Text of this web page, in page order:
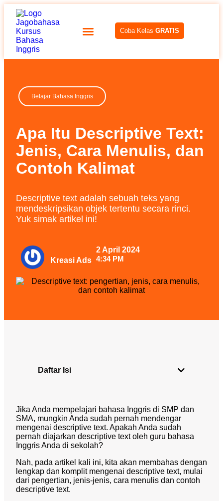
Coba Kelas GRATIS
Belajar Bahasa Inggris
Apa Itu Descriptive Text:
Jenis, Cara Menulis, dan
Contoh Kalimat
Descriptive text adalah sebuah teks yang
mendeskripsikan objek tertentu secara rinci.
Yuk simak artikel ini!
Kreasi Ads
2 April 2024
4:34 PM
Jika Anda mempelajari bahasa Inggris di SMP dan
SMA, mungkin Anda sudah pernah mendengar
mengenai descriptive text. Apakah Anda sudah
pernah diajarkan descriptive text oleh guru bahasa
Inggris Anda di sekolah?
Nah, pada artikel kali ini, kita akan membahas dengan
lengkap dan komplit mengenai descriptive text, mulai
dari pengertian, jenis-jenis, cara menulis dan contoh
descriptive text.
Daftar Isi